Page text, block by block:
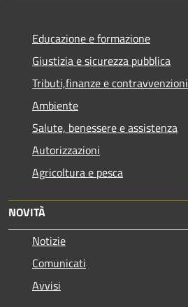
Educazione e formazione
Giustizia e sicurezza pubblica
Tributi,finanze e contravvenzioni
Ambiente
Salute, benessere e assistenza
Autorizzazioni
Agricoltura e pesca
NOVITÀ
Notizie
Comunicati
Avvisi